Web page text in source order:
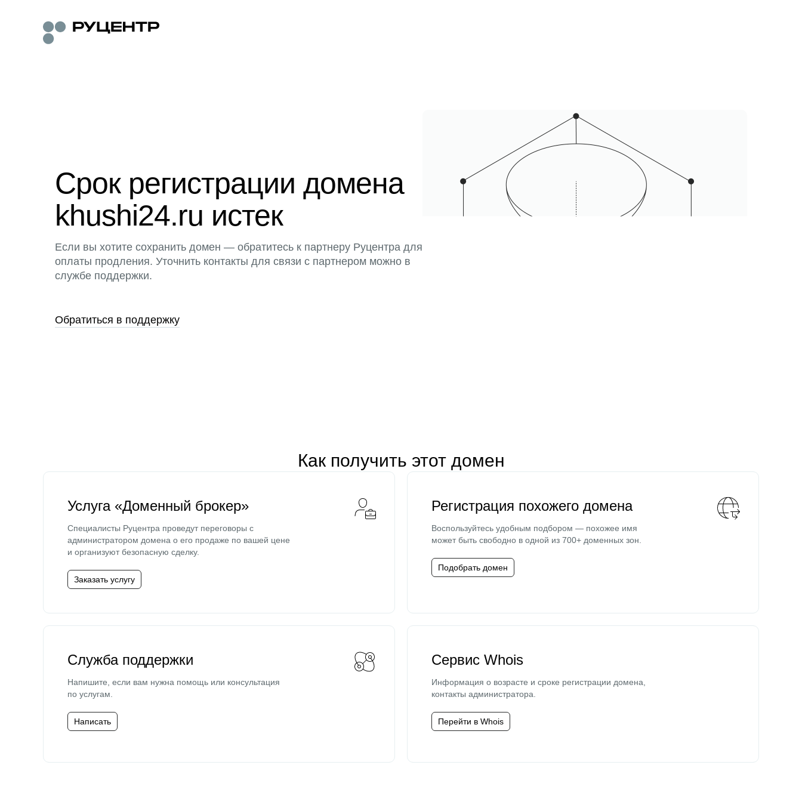
Срок регистрации домена
khushi24.ru истек
Если вы хотите сохранить домен — обратитесь к партнеру Руцентра для
оплаты продления. Уточнить контакты для связи с партнером можно в
службе поддержки.
Обратиться в поддержку
Как получить этот домен
Услуга «Доменный брокер»
Специалисты Руцентра проведут переговоры с
администратором домена о его продаже по вашей цене
и организуют безопасную сделку.
Заказать услугу
Регистрация похожего домена
Воспользуйтесь удобным подбором — похожее имя
может быть свободно в одной из 700+ доменных зон.
Подобрать домен
Служба поддержки
Напишите, если вам нужна помощь или консультация
по услугам.
Написать
Сервис Whois
Информация о возрасте и сроке регистрации домена,
контакты администратора.
Перейти в Whois